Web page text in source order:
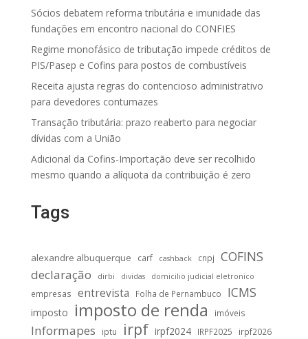
Sócios debatem reforma tributária e imunidade das
fundações em encontro nacional do CONFIES
Regime monofásico de tributação impede créditos de
PIS/Pasep e Cofins para postos de combustíveis
Receita ajusta regras do contencioso administrativo
para devedores contumazes
Transação tributária: prazo reaberto para negociar
dívidas com a União
Adicional da Cofins-Importação deve ser recolhido
mesmo quando a alíquota da contribuição é zero
Tags
alexandre albuquerque carf cashback cnpj COFINS
declaração dirbi dividas domicilio judicial eletronico
empresas entrevista Folha de Pernambuco ICMS
imposto imposto de renda imóveis
Informapes iptu irpf irpf2024 IRPF2025 irpf2026